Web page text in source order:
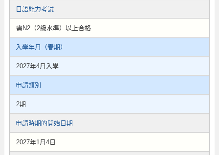
日語能力考試
需N2（2級水準）以上合格
入學年月（春期）
2027年4月入學
申請類別
2期
申請時期的開始日期
2027年1月4日